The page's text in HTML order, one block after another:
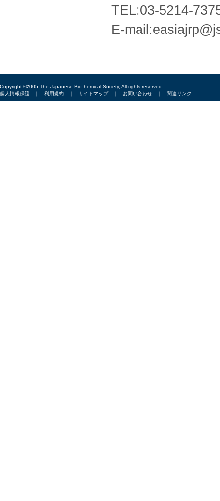
TEL:03-5214-
E-
Copyright ©2005 The Japanese Biochemical Society, All rights reserved
個人情報保護 ｜ 利用規約 ｜ サイトマップ｜ お問い合わせ ｜ 関連リンク